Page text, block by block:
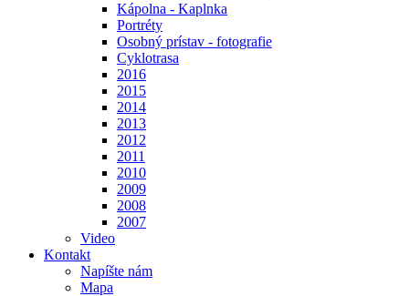
Kápolna - Kaplnka
Portréty
Osobný prístav - fotografie
Cyklotrasa
2016
2015
2014
2013
2012
2011
2010
2009
2008
2007
Video
Kontakt
Napíšte nám
Mapa